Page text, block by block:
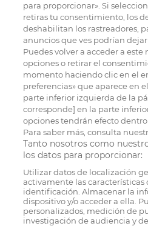
para proporcionar». Si
retiras tu consentimiento, los
deshabilitan los rastreadores,
anuncios que ves podrían
Puedes volver a acceder a
opciones o retirar el
momento haciendo clic en el
preferencias» que aparece en
parte inferior izquierda de la
corresponde] en la parte
opciones tendrán efecto
Para saber más, consulta
Tanto nosotros como
los datos para proporcionar:
Utilizar datos de localización
activamente las características
identificación. Almacenar la
dispositivo y/o acceder a ella.
personalizados, medición de
investigación de audiencia y